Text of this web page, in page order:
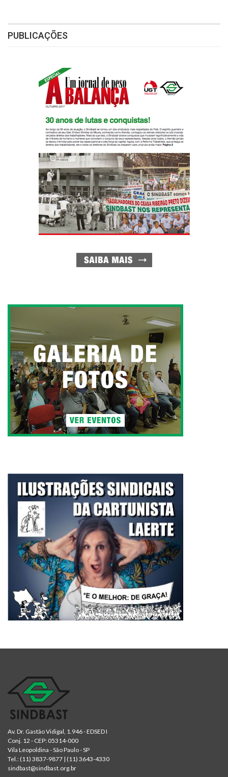
PUBLICAÇÕES
Av. Dr. Gastão Vidigal, 1.946 - EDSED I
Conj. 12 - CEP: 05314-000
Vila Leopoldina - São Paulo - SP
Tel.: (11) 3837-9877 | (11) 3643-4330
sindbast@sindbast.org.br